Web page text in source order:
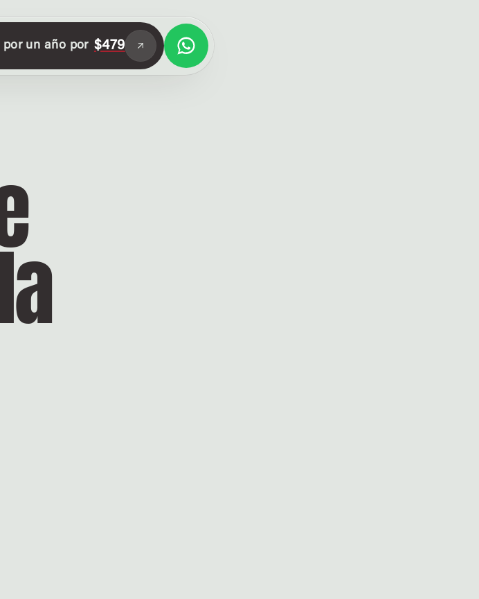
por un año por $479